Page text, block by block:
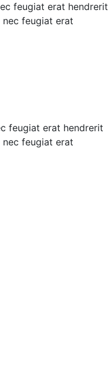
feugiat erat hendrerit
nec feugiat erat
feugiat erat hendrerit
nec feugiat erat